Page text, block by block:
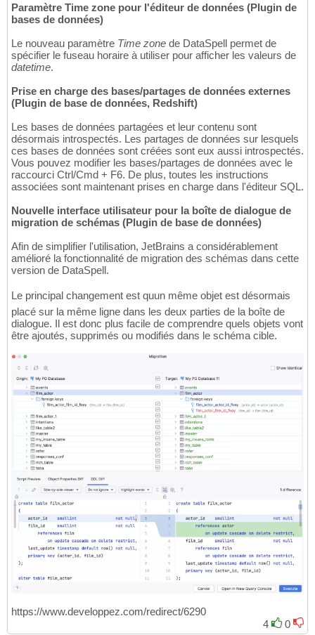
Paramètre Time zone pour l'éditeur de données (Plugin de
bases de données)
Le nouveau paramètre Time zone de DataSpell permet de
spécifier le fuseau horaire à utiliser pour afficher les valeurs de
datetime.
Prise en charge des bases/partages de données externes
(Plugin de base de données, Redshift)
Les bases de données partagées et leur contenu sont
désormais introspectés. Les partages de données sur lesquels
ces bases de données sont créées sont eux aussi introspectés.
Vous pouvez modifier les bases/partages de données avec le
raccourci Ctrl/Cmd + F6. De plus, toutes les instructions
associées sont maintenant prises en charge dans l'éditeur SQL.
Nouvelle interface utilisateur pour la boîte de dialogue de
migration de schémas (Plugin de base de données)
Afin de simplifier l'utilisation, JetBrains a considérablement
amélioré la fonctionnalité de migration des schémas dans cette
version de DataSpell.
Le principal changement est quun même objet est désormais
placé sur la même ligne dans les deux parties de la boîte de
dialogue. Il est donc plus facile de comprendre quels objets vont
être ajoutés, supprimés ou modifiés dans le schéma cible.
https://www.developpez.com/redirect/6290
4
0